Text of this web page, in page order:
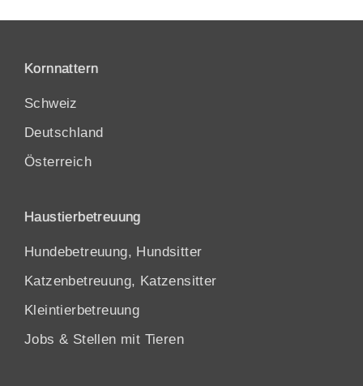
Kornnattern
Schweiz
Deutschland
Österreich
Haustierbetreuung
Hundebetreuung, Hundsitter
Katzenbetreuung, Katzensitter
Kleintierbetreuung
Jobs & Stellen mit Tieren